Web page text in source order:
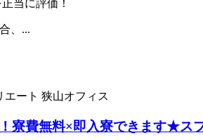
当に評価！
、...
ート 狭山オフィス
寮費無料×即入寮できます★